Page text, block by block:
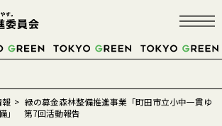
にこそ、
報
緑の募金森林整備推進事業「町田市立小中一貫ゆ
」 第7回活動報告